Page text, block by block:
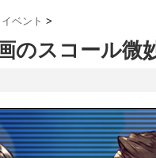
イベント >
のスコール微